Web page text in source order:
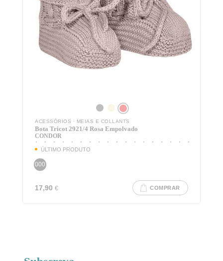
ACESSÓRIOS · MEIAS E COLLANTS
Bota Tricot 2921/4 Rosa Empolvado
CONDOR
ÚLTIMO PRODUTO
000
17,90 € COMPRAR